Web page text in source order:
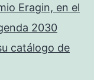
Eragin, en el
2030
catálogo de